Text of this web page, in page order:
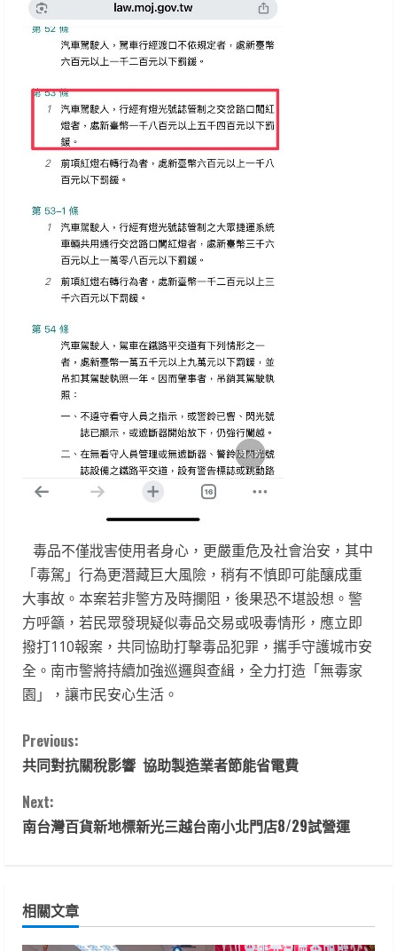
毒品不僅戕害使用者身心，更嚴重危及社會治安，其中
「毒駕」行為更潛藏巨大風險，稍有不慎即可能釀成重
大事故。本案若非警方及時攔阻，後果恐不堪設想。警
方呼籲，若民眾發現疑似毒品交易或吸毒情形，應立即
撥打110報案，共同協助打擊毒品犯罪，攜手守護城市安
全。南市警將持續加強巡邏與查緝，全力打造「無毒家
園」，讓市民安心生活。
C
o
n
i
n
Previous:
共同對抗關稅影響 協助製造業者節能省電費
Next:
南台灣百貨新地標新光三越台南小北門店8/29試營運
相關文章